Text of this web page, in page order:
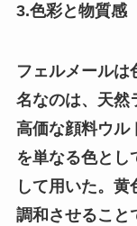
3.色彩と物質感
フェルメールは
名なのは、天然
高価な顔料ウル
を単なる色とし
して用いた。
調和させること